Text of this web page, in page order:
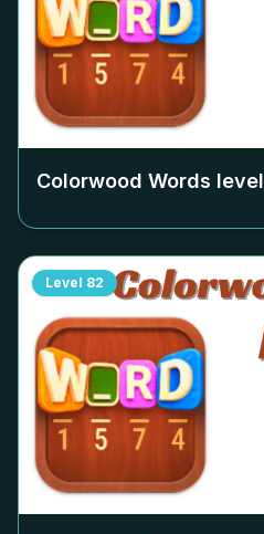
Colorwood Words level
Level 82